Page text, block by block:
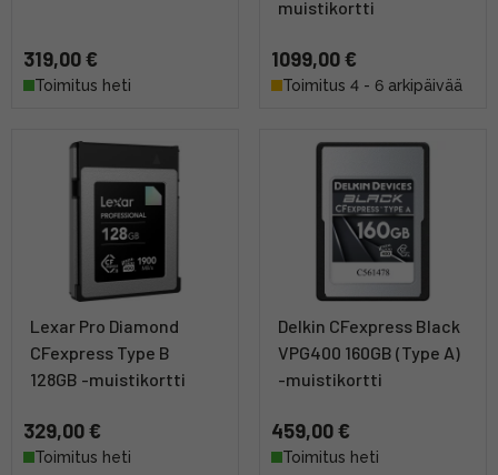
319,00 €
Toimitus heti
muistikortti
1099,00 €
Toimitus 4 - 6 arkipäivää
Lexar Pro Diamond
CFexpress Type B
128GB -muistikortti
329,00 €
Toimitus heti
Delkin CFexpress Black
VPG400 160GB (Type A)
-muistikortti
459,00 €
Toimitus heti